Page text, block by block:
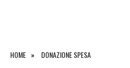
HOME DONAZIONE SPESA